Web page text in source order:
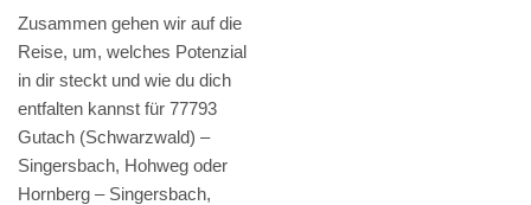
Zusammen gehen wir auf die
Reise, um, welches Potenzial
in dir steckt und wie du dich
entfalten kannst für 77793
Gutach (Schwarzwald) –
Singersbach, Hohweg oder
Hornberg – Singersbach,